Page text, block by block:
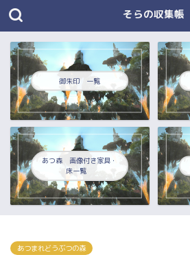
そらの収集帳
御朱印 一覧
あつ森 画像付き家具・
床一覧
あつまれどうぶつの森